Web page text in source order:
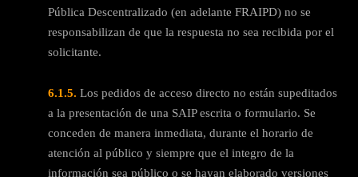
Pública Descentralizado (en adelante FRAIPD) no se
responsabilizan de que la respuesta no sea recibida por el
solicitante.
6.1.5. Los pedidos de acceso directo no están supeditados
a la presentación de una SAIP escrita o formulario. Se
conceden de manera inmediata, durante el horario de
atención al público y siempre que el integro de la
información sea público o se hayan elaborado versiones